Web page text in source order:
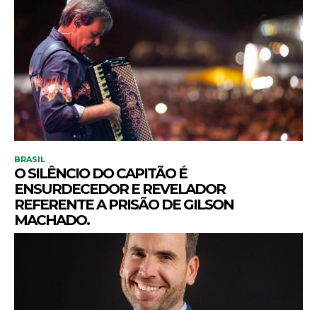
BRASIL
O SILÊNCIO DO CAPITÃO É
ENSURDECEDOR E REVELADOR
REFERENTE A PRISÃO DE GILSON
MACHADO.